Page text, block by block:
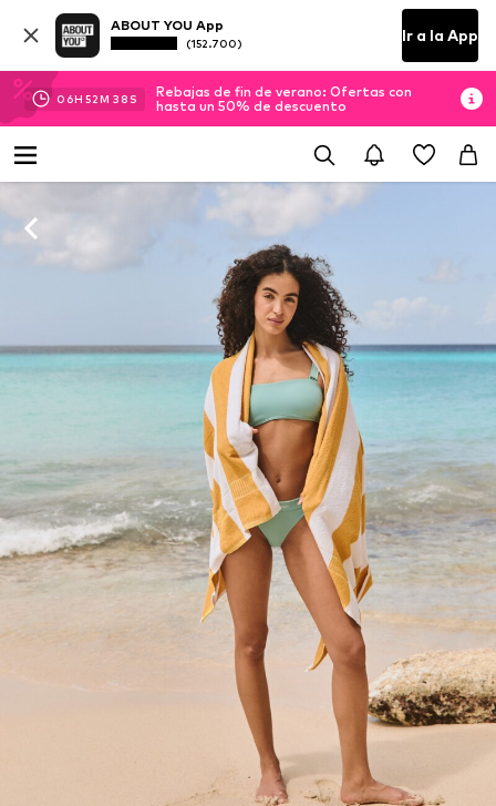
ABOUT YOU App
(152.700) Ir a la App
06H 52M 37 S
Rebajas de fin de verano: Ofertas con
hasta un 50% de descuento